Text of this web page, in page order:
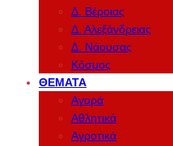
Δ. Βέροιας
Δ. Αλεξάνδρειας
Δ. Νάουσας
Κόσμος
ΘΈΜΑΤΑ
Αγορά
Αθλητικά
Αγροτικά